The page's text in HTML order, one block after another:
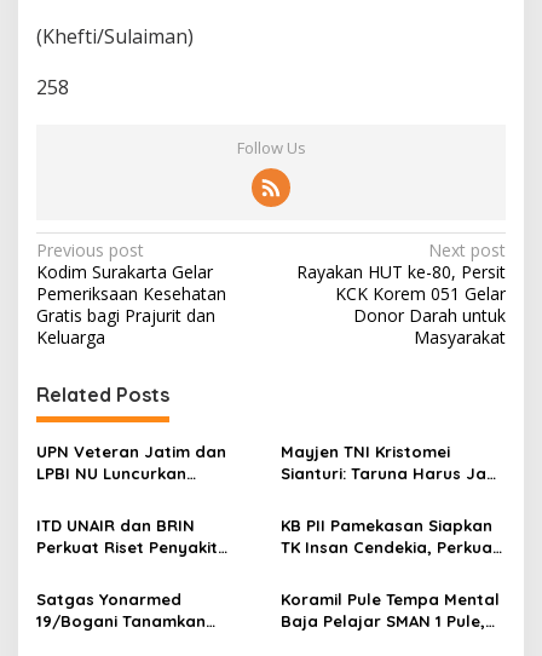
(Khefti/Sulaiman)
258
Follow Us
P
o
s
t
n
a
v
i
g
a
t
i
Previous post
Kodim Surakarta Gelar
Pemeriksaan Kesehatan
Gratis bagi Prajurit dan
Keluarga
Next post
Rayakan HUT ke-80, Persit
KCK Korem 051 Gelar
Donor Darah untuk
Masyarakat
Related Posts
UPN Veteran Jatim dan
LPBI NU Luncurkan
Ketangguhan Bencana
Mayjen TNI Kristomei
Sianturi: Taruna Harus Jadi
ITD UNAIR dan BRIN
Perkuat Riset Penyakit
Kesehatan Nasional
KB PII Pamekasan Siapkan
TK Insan Cendekia, Perkuat
Bangsa Sejak Dini
Satgas Yonarmed
19/Bogani Tanamkan
Koramil Pule Tempa Mental
Baja Pelajar SMAN 1 Pule,